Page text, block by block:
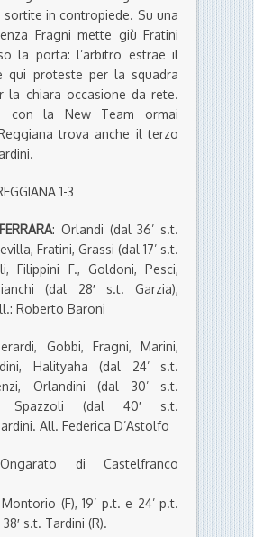
sortite in contropiede. Su una
Fragni mette giù Fratini
la porta: l’arbitro estrae il
qui proteste per la squadra
la chiara occasione da rete.
con la New Team ormai
trova anche il terzo
1-3
: Orlandi (dal 36’ s.t.
Fratini, Grassi (dal 17’ s.t.
Filippini F., Goldoni, Pesci,
(dal 28′ s.t. Garzia),
Roberto Baroni
Gobbi, Fragni, Marini,
Halityaha (dal 24’ s.t.
Orlandini (dal 30’ s.t.
Spazzoli (dal 40′ s.t.
All. Federica D’Astolfo
di Castelfranco
Montorio (F), 19’ p.t. e 24’ p.t.
s.t. Tardini (R).